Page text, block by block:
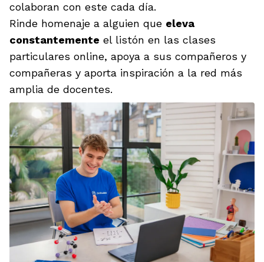
colaboran con este cada día.
Rinde homenaje a alguien que eleva
constantemente el listón en las clases
particulares online, apoya a sus compañeros y
compañeras y aporta inspiración a la red más
amplia de docentes.